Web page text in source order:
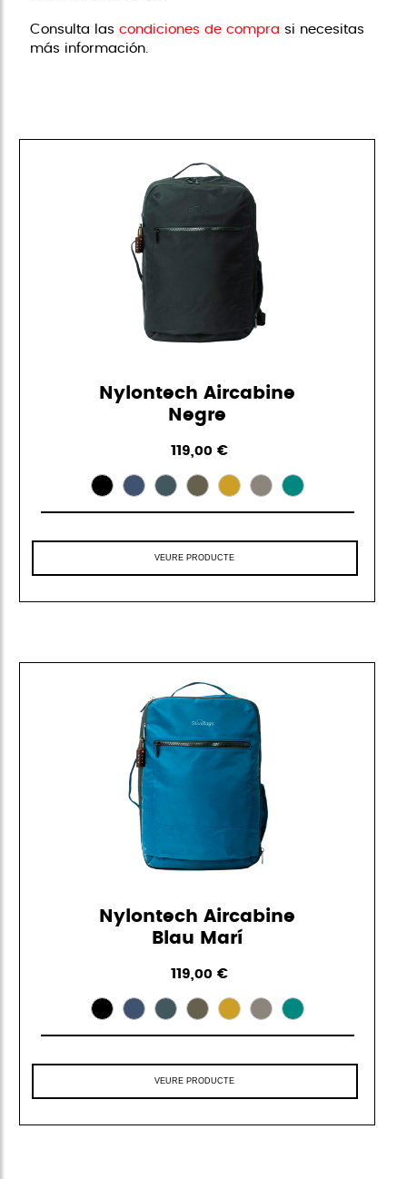
Consulta lascondiciones de compra si necesitas
más información.
Nylontech Aircabine
Negre
119,00 €
VEURE PRODUCTE
Nylontech Aircabine
Blau Marí
119,00 €
VEURE PRODUCTE